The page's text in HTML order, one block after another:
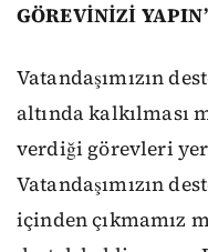
GÖREVİNİZİ
Vatandaşımızın
altında kalkılması
verdiği görevleri
Vatandaşımızın
içinden çıkmamız